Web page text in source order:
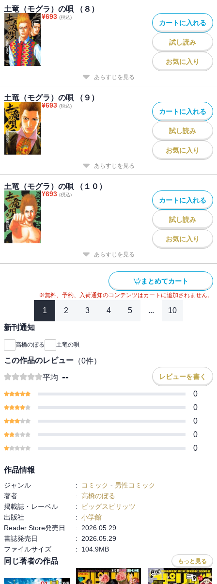
土竜（モグラ）の唄 （８）
¥693 (税込)
カートに入れる
試し読み
お気に入り
あらすじを見る
土竜（モグラ）の唄 （９）
¥693 (税込)
カートに入れる
試し読み
お気に入り
あらすじを見る
土竜（モグラ）の唄 （１０）
¥693 (税込)
カートに入れる
試し読み
お気に入り
あらすじを見る
まとめてカート
※無料、予約、入荷通知のコンテンツはカートに追加されません。
1 2 3 4 5 ... 10
新刊通知
高橋のぼる 土竜の唄
この作品のレビュー （0件）
平均 -- レビューを書く
0
0
0
0
0
作品情報
ジャンル : コミック - 男性コミック
著者
: 高橋のぼる
掲載誌・レーベル
:
ビッグスピリッツ
出版社
: 小学館
Reader Store発売日
:
2026.05.29
書誌発売日
:
2026.05.29
ファイルサイズ
: 104.9MB
同じ著者の作品 もっと見る